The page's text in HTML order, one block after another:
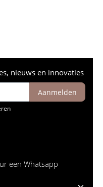
nieuws en innovaties
Aanmelden
een Whatsapp